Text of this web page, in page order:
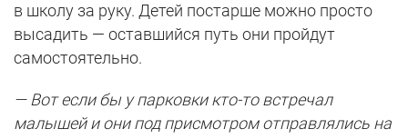
в школу за руку. Детей постарше можно просто
высадить — оставшийся путь они пройдут
самостоятельно.
— Вот если бы у парковки кто-то встречал
малышей и они под присмотром отправлялись на